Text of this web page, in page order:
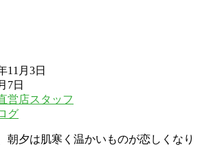
11月3日
7日
営店スタッフ
グ
朝夕は肌寒く温かいものが恋しくなり